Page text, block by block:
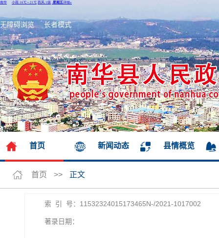
无障碍浏览 长者模式
首页 新闻动态 县情概览
首页 >> 正文
索 引 号：11532324015173465N-/2021-1017002
著录日期：